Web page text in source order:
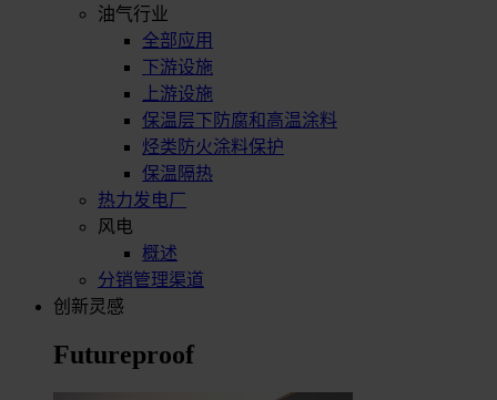
油气行业
全部应用
下游设施
上游设施
保温层下防腐和高温涂料
烃类防火涂料保护
保温隔热
热力发电厂
风电
概述
分销管理渠道
创新灵感
Futureproof